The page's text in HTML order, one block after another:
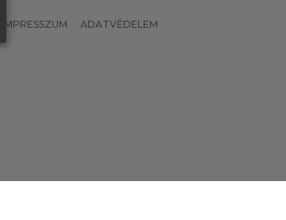
IMPRESSZUM ADATVÉDELEM